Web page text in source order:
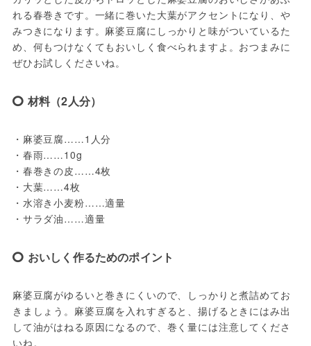
れる春巻きです。一緒に巻いた大葉がアクセントになり、や
みつきになります。麻婆豆腐にしっかりと味がついているた
め、何もつけなくてもおいしく食べられますよ。おつまみに
ぜひお試しくださいね。
材料（2人分）
・麻婆豆腐……1人分
・春雨……10g
・春巻きの皮……4枚
・大葉……4枚
・水溶き小麦粉……適量
・サラダ油……適量
おいしく作るためのポイント
麻婆豆腐がゆるいと巻きにくいので、しっかりと煮詰めてお
きましょう。麻婆豆腐を入れすぎると、揚げるときにはみ出
して油がはねる原因になるので、巻く量には注意してくださ
いね。